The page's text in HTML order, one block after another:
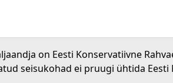
on Eesti Konservatiivne
seisukohad ei pruugi ühtida